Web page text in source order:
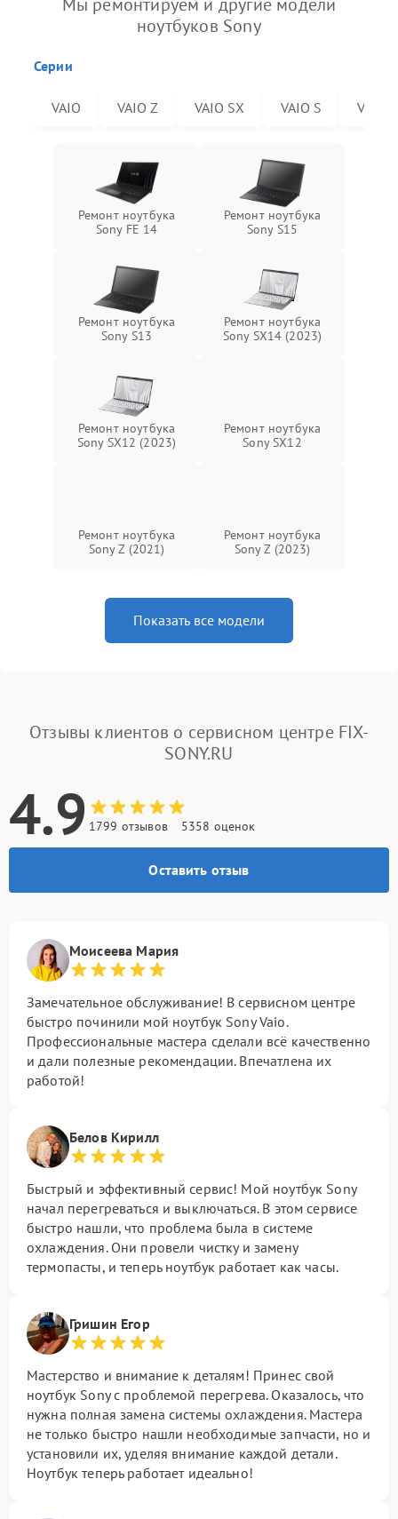
ноутбуков Sony
Серии
VAIO VAIO Z VAIO SX VAIO S VAIO
Ремонт ноутбука
Sony FE 14
Ремонт ноутбука
Sony S15
Ремонт ноутбука
Sony S13
Ремонт ноутбука
Sony SX14 (2023)
Ремонт ноутбука
Sony SX12 (2023)
Ремонт ноутбука
Sony SX12
Ремонт ноутбука
Sony Z (2021)
Ремонт ноутбука
Sony Z (2023)
Показать все модели
Отзывы клиентов о сервисном центре FIX-
SONY.RU
4.9 1799 отзывов 5358 оценок
Оставить отзыв
Моисеева Мария
Замечательное обслуживание! В сервисном центре
быстро починили мой ноутбук Sony Vaio.
Профессиональные мастера сделали всё качественно
и дали полезные рекомендации. Впечатлена их
работой!
Белов Кирилл
Быстрый и эффективный сервис! Мой ноутбук Sony
начал перегреваться и выключаться. В этом сервисе
быстро нашли, что проблема была в системе
охлаждения. Они провели чистку и замену
термопасты, и теперь ноутбук работает как часы.
Гришин Егор
Мастерство и внимание к деталям! Принес свой
ноутбук Sony с проблемой перегрева. Оказалось, что
нужна полная замена системы охлаждения. Мастера
не только быстро нашли необходимые запчасти, но и
установили их, уделяя внимание каждой детали.
Ноутбук теперь работает идеально!